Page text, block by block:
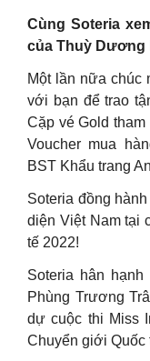
Cùng Soteria
của Thuỳ Dương
Một lần nữa chúc
với bạn để trao
Cặp vé Gold
Voucher mua
BST Khẩu trang
Soteria đồng
diện Việt Nam tại
tế 2022!
Soteria hân
Phùng Trương
dự cuộc thi Miss
Chuyển giới Quốc